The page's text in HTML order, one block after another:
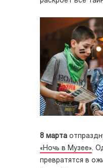
8 марта
«Ночь в Музее».
превратятся в